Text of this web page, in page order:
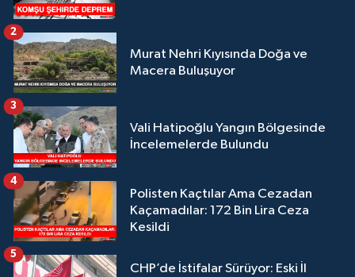
Murat Nehri Kıyısında Doğa ve
Macera Buluşuyor
2
Vali Hatipoğlu Yangın Bölgesinde
İncelemelerde Bulundu
3
Polisten Kaçtılar Ama Cezadan
Kaçamadılar: 172 Bin Lira Ceza
Kesildi
4
CHP’de İstifalar Sürüyor: Eski İl
5